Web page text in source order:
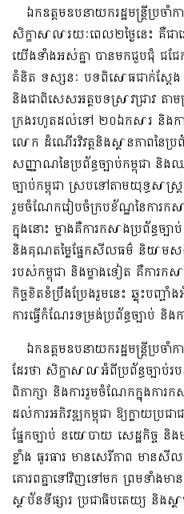
ឯកឧត្តមឧបនាយករដ្ឋមន្រ្តីប្រចាំក
សិក្ខាសាលារយៈពេល២ថ្ងៃនេះ
យើងទាំងអស់គ្នា បានមកជួបជុំ ជជែ
គំនិត ទស្សនៈ បទពិសោធជាក់ស្ត
និងជាពិសេសអត្ថបទស្រាវជ្រាវ ត
ក្រងរហូតដល់ទៅ ២០ឯកសារ និងកា
លោក ដំណើរវិវត្តនិងស្ថានភាពនៃប្រ
សញ្ញាណនៃប្រព័ន្ធច្បាប់កម្ពុជា និង
ច្បាប់កម្ពុជា ស្របទៅតាមយុទ្ធសាស្ត្
រួមចំណែករៀបចំក្របខ័ណ្ឌនៃការកស
ក្នុងនោះ ម្ខាងគឺការកសាងប្រព័ន្ធច្ប
និងគុណតម្លៃផ្នែកសីលធម៌ និយាមស
របស់កម្ពុជា និងម្ខាងទៀត គឺការកស
កិច្ចខិតខំប្រឹងប្រែងរួមនេះ ឆ្លុះបញ្ចាំង
ការធ្វើកំណែរទម្រង់ប្រព័ន្ធច្បាប់ និង
ឯកឧត្តមឧបនាយករដ្ឋមន្រ្តីប្រចាំក
ដែរថា សិក្ខាសាលាអំពីប្រព័ន្ធច្បាប់រ
ពិភាក្សា និងការរួមចំណែកក្នុងការ
ដល់ការអភិវឌ្ឍកម្ពុជា ឱ្យក្លាយប្រជ
ផ្នែកច្បាប់ នយោបាយ សេដ្ឋកិច្ច និ
ខ្លាំង ធូរធារ មានសេរីភាព មានសី
គោរពគ្នាទៅវិញទៅមក ព្រមទាំងមាន
ស្ថាប័ន​ទីផ្សារ ប្រជាធិបតេយ្យ និង